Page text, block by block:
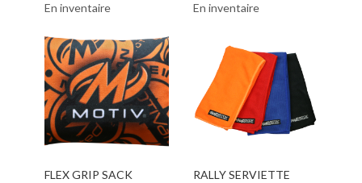
En inventaire En inventaire
FLEX GRIP SACK
RALLY SERVIETTE